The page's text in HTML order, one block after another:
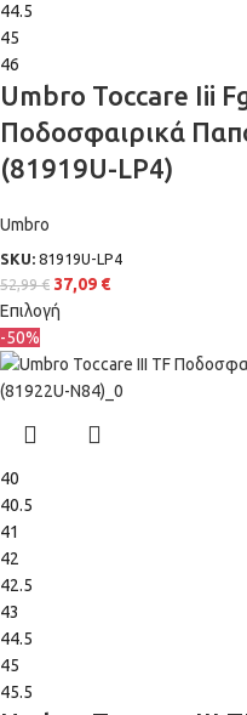
44.5
45
46
Umbro Toccare Iii
Ποδοσφαιρικά
(81919U-LP4)
Umbro
SKU: 81919U-LP4
52,99€ 37,09 €
Επιλογή
-50%
40
40.5
41
42
42.5
43
44.5
45
45.5